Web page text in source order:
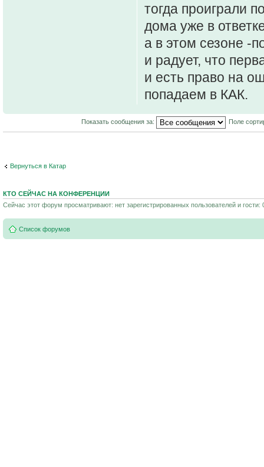
тогда проиграли
дома уже в
а в этом сезоне -
и радует, что
и есть право на
попадаем в КАК.
Показать сообщения за: Поле
Вернуться в Катар
КТО СЕЙЧАС НА КОНФЕРЕНЦИИ
Сейчас этот форум просматривают: нет зарегистрированных пользователей и гости:
Список форумов